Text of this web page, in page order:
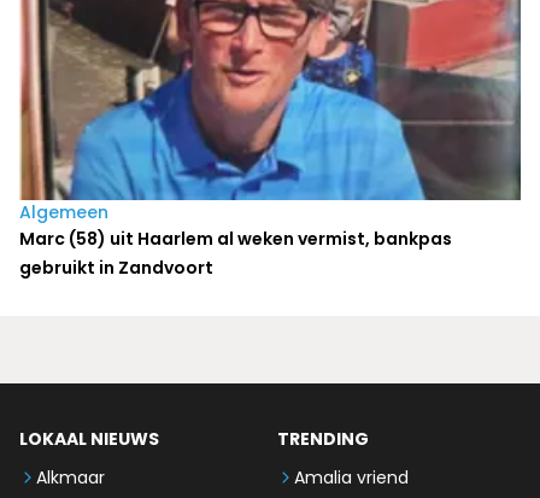
Algemeen
Marc (58) uit Haarlem al weken vermist, bankpas
gebruikt in Zandvoort
LOKAAL NIEUWS
Alkmaar
TRENDING
Amalia vriend